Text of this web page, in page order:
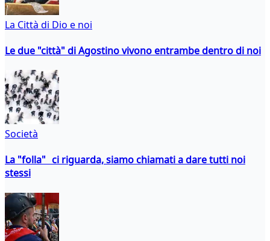
La Città di Dio e noi
Le due "città" di Agostino vivono entrambe dentro di noi
Società
La "folla" ci riguarda, siamo chiamati a dare tutti noi
stessi